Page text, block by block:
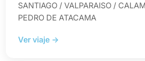
SANTIAGO / VALPARAISO /
PEDRO DE ATACAMA
Ver viaje →